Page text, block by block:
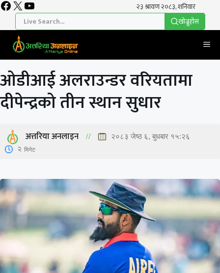
Skip
content
Facebook
X YouTube
खाेज्नुहाेस
ओडीआई अलराउन्डर वरियतामा
दीपेन्द्रको तीन स्थान सुधार
अत्तरिया अनलाइन २०८३ जेष्ठ ६, बुधबार १५:२६
2 मिनेट